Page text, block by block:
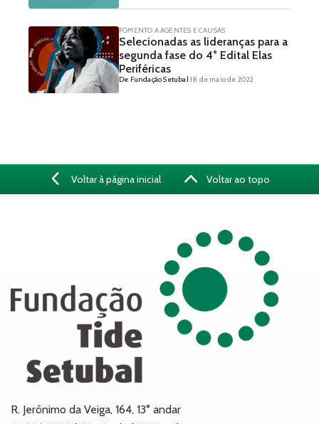
FOMENTO A AGENTES E CAUSAS
Selecionadas as lideranças para a
segunda fase do 4° Edital Elas
Periféricas
De Fundação Setubal18 de maio de 2022
Voltar à página inicial Voltar ao topo
R. Jerônimo da Veiga, 164, 13° andar